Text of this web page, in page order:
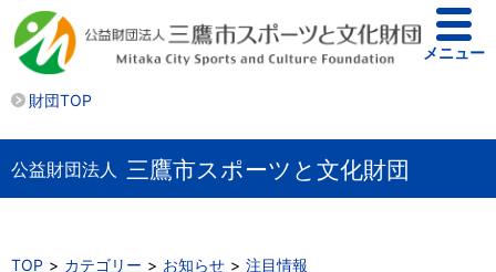
財団TOP
メニュー
公益財団法人 三鷹市スポーツと文化財団
TOP カテゴリー お知らせ 注目情報